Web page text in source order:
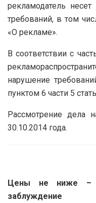
рекламодатель несет
требований, в том
«О рекламе».
В соответствии с
нарушение
пунктом 6 части 5
Рассмотрение дела
30.10.2014 года.
Цены не ниже –
заблуждение